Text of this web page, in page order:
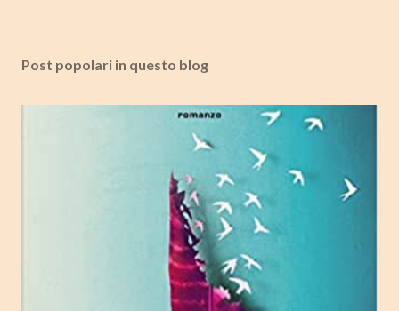
s
Post popolari in questo blog